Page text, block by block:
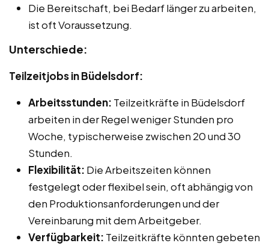
Die Bereitschaft, bei Bedarf länger zu arbeiten,
ist oft Voraussetzung.
Unterschiede:
Teilzeitjobs in Büdelsdorf:
Arbeitsstunden: Teilzeitkräfte in Büdelsdorf
arbeiten in der Regel weniger Stunden pro
Woche, typischerweise zwischen 20 und 30
Stunden.
Flexibilität: Die Arbeitszeiten können
festgelegt oder flexibel sein, oft abhängig von
den Produktionsanforderungen und der
Vereinbarung mit dem Arbeitgeber.
Verfügbarkeit: Teilzeitkräfte könnten gebeten